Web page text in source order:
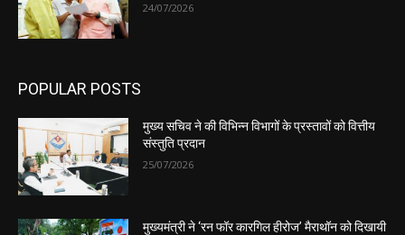
24/07/2026
POPULAR POSTS
मुख्य सचिव ने की विभिन्न विभागों के प्रस्तावों को वित्तीय
संस्तुति प्रदान
25/07/2026
मुख्यमंत्री ने ‘रन फॉर कारगिल हीरोज’ मैराथॉन को दिखायी